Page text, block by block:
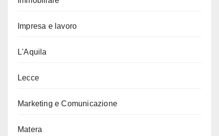
Impresa e lavoro
L'Aquila
Lecce
Marketing e Comunicazione
Matera